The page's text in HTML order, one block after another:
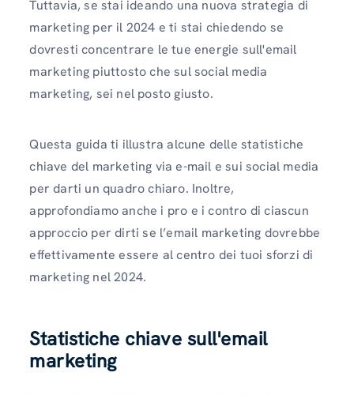
Tuttavia, se stai ideando una nuova strategia di
marketing per il 2024 e ti stai chiedendo se
dovresti concentrare le tue energie sull'email
marketing piuttosto che sul social media
marketing, sei nel posto giusto.
Questa guida ti illustra alcune delle statistiche
chiave del marketing via e-mail e sui social media
per darti un quadro chiaro. Inoltre,
approfondiamo anche i pro e i contro di ciascun
approccio per dirti se l’email marketing dovrebbe
effettivamente essere al centro dei tuoi sforzi di
marketing nel 2024.
Statistiche chiave sull'email
marketing